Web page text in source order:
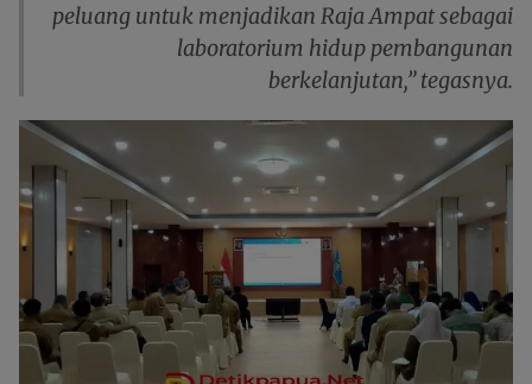
peluang untuk menjadikan Raja Ampat sebagai
laboratorium hidup pembangunan
berkelanjutan,” tegasnya.